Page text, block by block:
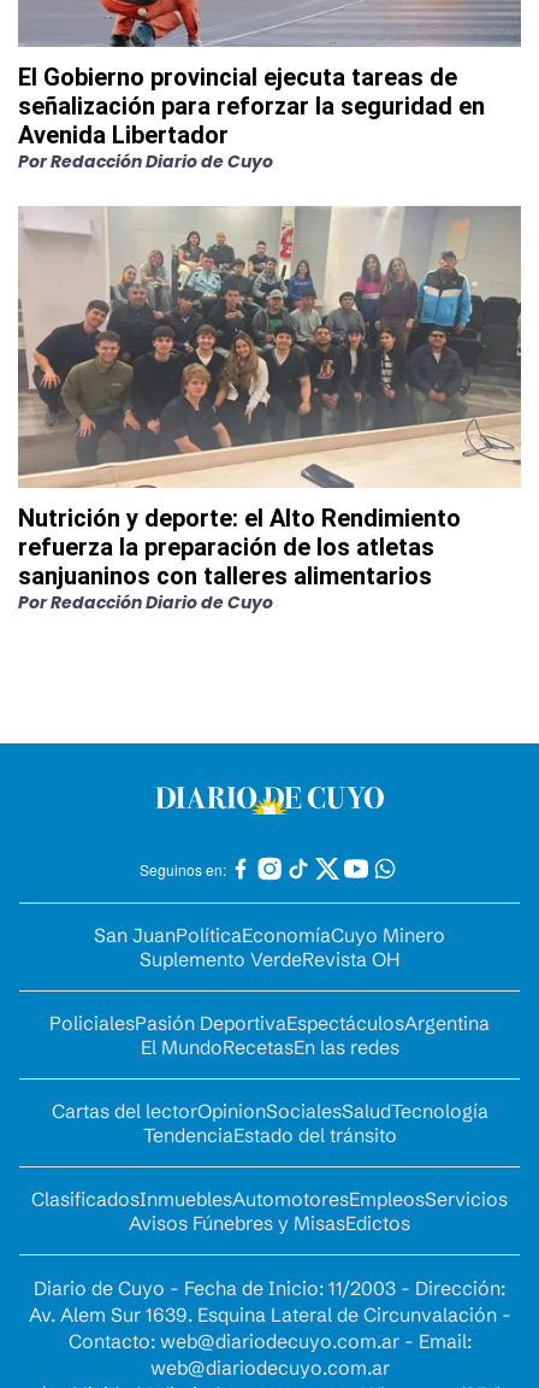
El Gobierno provincial ejecuta tareas de
señalización para reforzar la seguridad en
Avenida Libertador
PorRedacción Diario de Cuyo
Nutrición y deporte: el Alto Rendimiento
refuerza la preparación de los atletas
sanjuaninos con talleres alimentarios
PorRedacción Diario de Cuyo
Seguinos en:
San JuanPolíticaEconomíaCuyo Minero
Suplemento VerdeRevista OH
PolicialesPasión DeportivaEspectáculosArgentina
El MundoRecetasEn las redes
Cartas del lectorOpinionSocialesSaludTecnología
TendenciaEstado del tránsito
ClasificadosInmueblesAutomotoresEmpleosServicios
Avisos Fúnebres y MisasEdictos
Diario de Cuyo - Fecha de Inicio: 11/2003 - Dirección:
Av. Alem Sur 1639. Esquina Lateral de Circunvalación -
Contacto: web@diariodecuyo.com.ar- Email:
web@diariodecuyo.com.ar